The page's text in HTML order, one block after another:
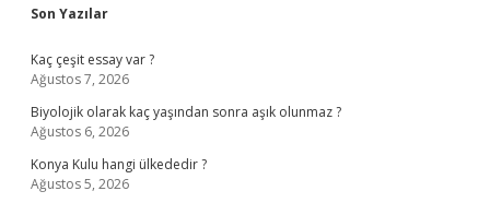
Sidebar
Son Yazılar
Kaç çeşit essay var ?
Ağustos 7, 2026
Biyolojik olarak kaç yaşından sonra aşık olunmaz ?
Ağustos 6, 2026
Konya Kulu hangi ülkededir ?
Ağustos 5, 2026